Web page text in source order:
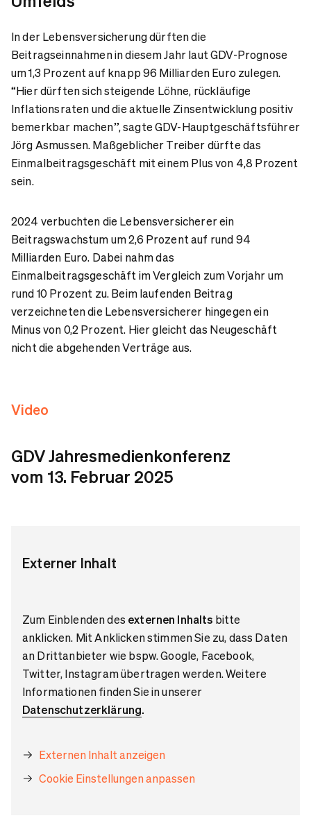
In der Lebensversicherung dürften die
Beitragseinnahmen in diesem Jahr laut GDV-Prognose
um 1,3 Prozent auf knapp 96 Milliarden Euro zulegen.
“Hier dürften sich steigende Löhne, rückläufige
Inflationsraten und die aktuelle Zinsentwicklung positiv
bemerkbar machen”, sagte GDV-Hauptgeschäftsführer
Jörg Asmussen. Maßgeblicher Treiber dürfte das
Einmalbeitragsgeschäft mit einem Plus von 4,8 Prozent
sein.
2024 verbuchten die Lebensversicherer ein
Beitragswachstum um 2,6 Prozent auf rund 94
Milliarden Euro. Dabei nahm das
Einmalbeitragsgeschäft im Vergleich zum Vorjahr um
rund 10 Prozent zu. Beim laufenden Beitrag
verzeichneten die Lebensversicherer hingegen ein
Minus von 0,2 Prozent. Hier gleicht das Neugeschäft
nicht die abgehenden Verträge aus.
Video
GDV Jahresmedienkonferenz
vom 13. Februar 2025
Externer Inhalt
Zum Einblenden des externen Inhalts bitte
anklicken. Mit Anklicken stimmen Sie zu, dass Daten
an Drittanbieter wie bspw. Google, Facebook,
Twitter, Instagram übertragen werden. Weitere
Informationen finden Sie in unserer
Datenschutzerklärung.
Externen Inhalt anzeigen
Cookie Einstellungen anpassen